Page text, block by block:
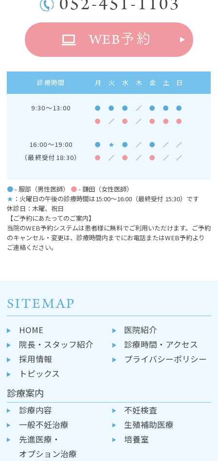
WEB予約
診療時間 月 火 水 木 金 土 日
9:30～13:00 ● ● ● ／ ● ●
●
●
／ ● ／ ● ● ●
16:00～19:00 ● ★ ● ／ ● ／ ／
（最終受付18:30） ● ／ ● ／ ● ／ ／
●- 服部（男性医師） ●- 鎌田（女性医師）
★ ：火曜日の午後の診療時間は15:00～16:00 （最終受付 15:30）です
休診日：木曜、祝日
【ご予約にあたってのご案内】
当院のWEB予約システムは患者様に無料でご利用いただけます。ご予約
のキャンセル・変更は、診療時間内までにお電話またはWEB予約より
ご連絡ください。
SITEMAP
HOME
医院紹介
院長・スタッフ紹介
診療時間・アクセス
採用情報
プライバシーポリシー
トピックス
診療案内
診療内容
不妊検査
一般不妊治療
生殖補助医療
先進医療・
オプション治療
培養室